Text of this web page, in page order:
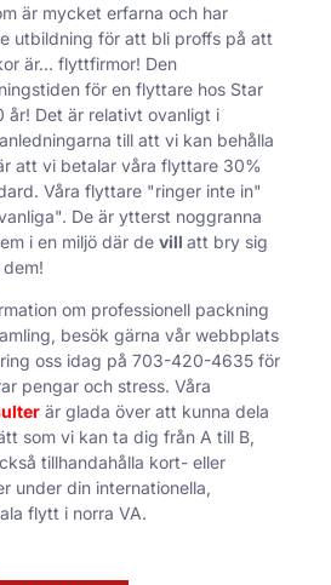
är mycket erfarna och har
utbildning för att bli proffs på att
är... flyttfirmor! Den
för en flyttare hos Star
år! Det är relativt ovanligt i
till att vi kan behålla
att vi betalar våra flyttare 30%
Våra flyttare "ringer inte in"
De är ytterst noggranna
i en miljö där de vill att bry sig
om professionell packning
besök gärna vår webbplats
oss idag på 703-420-4635 för
pengar och stress. Våra
är glada över att kunna dela
som vi kan ta dig från A till B,
tillhandahålla kort- eller
under din internationella,
flytt i norra VA.